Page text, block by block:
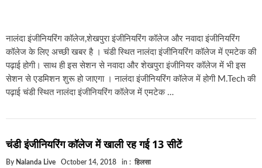
नालंदा इंजीनियरिंग कॉलेज,शेखपुरा इंजीनियरिंग कॉलेज और नवादा इंजीनियरिंग
कॉलेज के लिए अच्छी खबर है । चंडी स्थित नालंदा इंजीनियरिंग कॉलेज में एमटेक की
पढ़ाई होगी। साथ ही इस सेशन से नवादा और शेखपुरा इंजीनियर कॉलेज में भी इस
सेशन से एडमिशन शुरू हो जाएगा । नालंदा इंजीनियरिंग कॉलेज में होगी M.Tech की
पढ़ाई चंडी स्थित नालंदा इंजीनियरिंग कॉलेज में एमटेक …
चंडी इंजीनियरिंग कॉलेज में खाली रह गई 13 सीटें
By Nalanda Live October 14, 2018 in : हिलसा